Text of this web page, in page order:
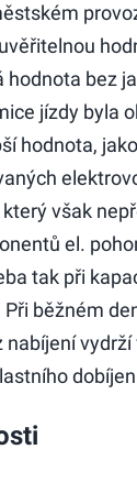
hodnota bez
jízdy byla
hodnota,
který však
el.
tak při
Při běžném